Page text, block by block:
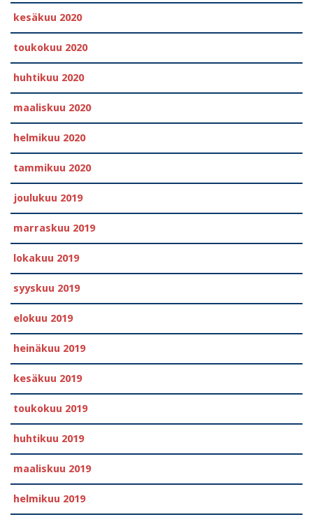
kesäkuu 2020
toukokuu 2020
huhtikuu 2020
maaliskuu 2020
helmikuu 2020
tammikuu 2020
joulukuu 2019
marraskuu 2019
lokakuu 2019
syyskuu 2019
elokuu 2019
heinäkuu 2019
kesäkuu 2019
toukokuu 2019
huhtikuu 2019
maaliskuu 2019
helmikuu 2019